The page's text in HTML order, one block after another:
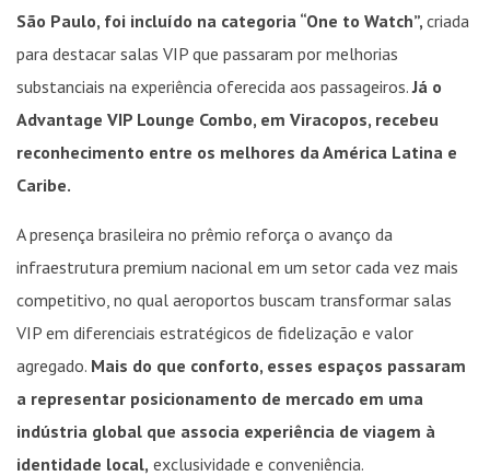
São Paulo, foi incluído na categoria “One to Watch”, criada
para destacar salas VIP que passaram por melhorias
substanciais na experiência oferecida aos passageiros.Já o
Advantage VIP Lounge Combo, em Viracopos, recebeu
reconhecimento entre os melhores da América Latina e
Caribe.
A presença brasileira no prêmio reforça o avanço da
infraestrutura premium nacional em um setor cada vez mais
competitivo, no qual aeroportos buscam transformar salas
VIP em diferenciais estratégicos de fidelização e valor
agregado. Mais do que conforto, esses espaços passaram
a representar posicionamento de mercado em uma
indústria global que associa experiência de viagem à
identidade local, exclusividade e conveniência.